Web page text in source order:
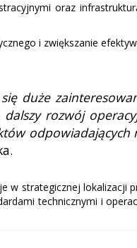
oraz
i zwiększanie
duże
rozwój
strategicznej lokalizacji
technicznymi i